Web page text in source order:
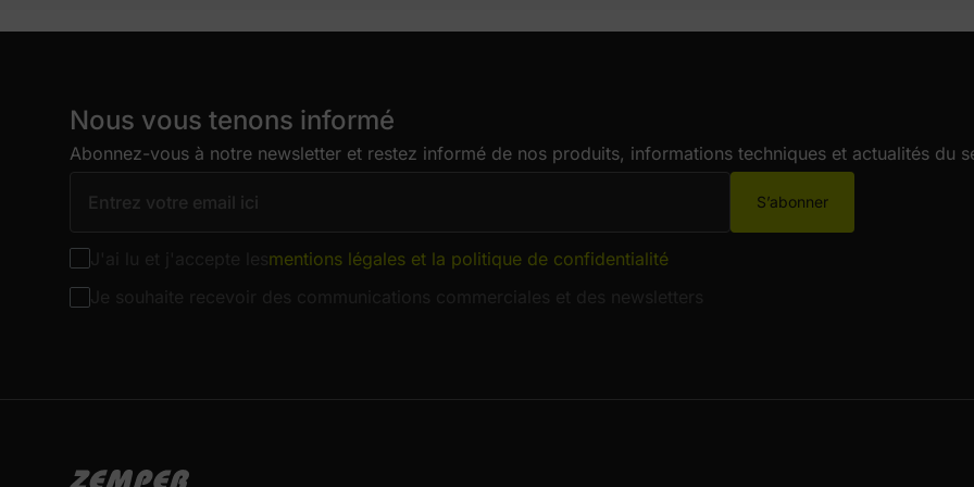
Nous vous tenons informé
Abonnez-vous à notre newsletter et restez informé de nos produits, informations techniques et actualités du
S’abonner
mentions légales et la politique de confidentialité